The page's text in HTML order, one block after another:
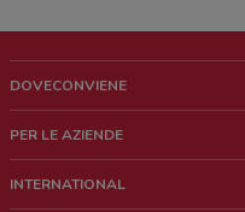
DOVECONVIENE
Chi siamo
PER LE AZIENDE
INTERNATIONAL